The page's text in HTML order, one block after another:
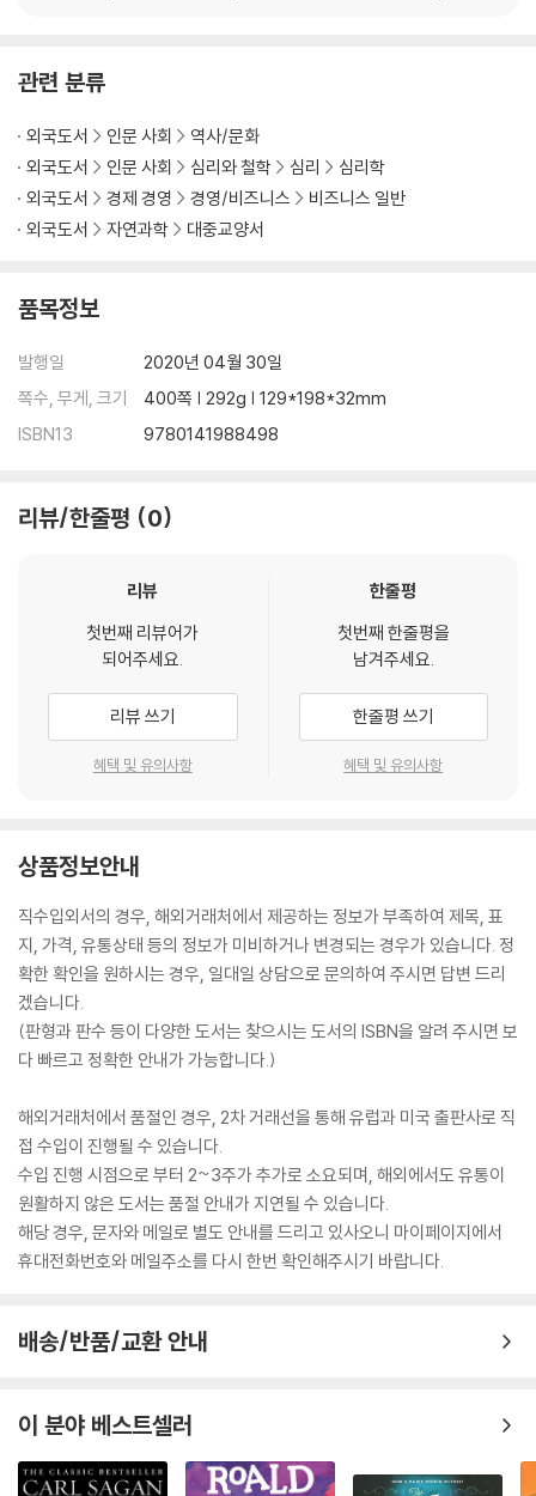
관련 분류
외국도서 인문 사회
역사/문화
외국도서
인문 사회 심리와 철학 심리
심리학
외국도서
경제 경영 경영/비즈니스
비즈니스 일반
외국도서
자연과학 대중교양서
품목정보
발행일
2020년 04월 30일
쪽수, 무게, 크기
400쪽 | 292g | 129*198*32mm
ISBN13
9780141988498
리뷰/한줄평 0
리뷰
첫번째 리뷰어가
되어주세요.
리뷰 쓰기
혜택 및 유의사항
한줄평
첫번째 한줄평을
남겨주세요.
한줄평 쓰기
혜택 및 유의사항
상품정보안내
직수입외서의 경우, 해외거래처에서 제공하는 정보가 부족하여 제목, 표
지, 가격, 유통상태 등의 정보가 미비하거나 변경되는 경우가 있습니다. 정
확한 확인을 원하시는 경우, 일대일 상담으로 문의하여 주시면 답변 드리
겠습니다.
(판형과 판수 등이 다양한 도서는 찾으시는 도서의 ISBN을 알려 주시면 보
다 빠르고 정확한 안내가 가능합니다.)
해외거래처에서 품절인 경우, 2차 거래선을 통해 유럽과 미국 출판사로 직
접 수입이 진행될 수 있습니다.
수입 진행 시점으로 부터 2~3주가 추가로 소요되며, 해외에서도 유통이
원활하지 않은 도서는 품절 안내가 지연될 수 있습니다.
해당 경우, 문자와 메일로 별도 안내를 드리고 있사오니 마이페이지에서
휴대전화번호와 메일주소를 다시 한번 확인해주시기 바랍니다.
배송/반품/교환 안내
이 분야 베스트셀러